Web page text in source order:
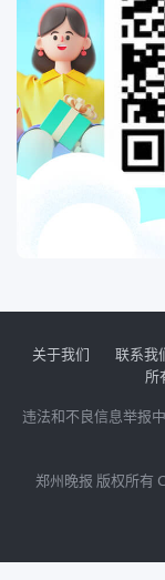
关于我们 联系我
所
违法和不良信息举报
郑州晚报 版权所有